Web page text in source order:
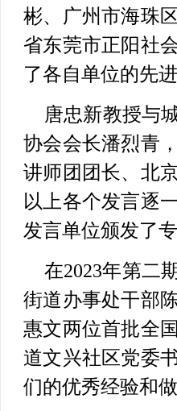
彬、广州市海珠
省东莞市正阳社
了各自单位的先
唐忠新教授与
协会会长潘烈青
讲师团团长、北
以上各个发言逐
发言单位颁发了
在2023年第二
街道办事处干部
惠文两位首批全
道文兴社区党委
们的优秀经验和